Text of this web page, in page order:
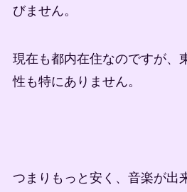
びません。
現在も都内在住なのですが、
性も特にありません。
つまりもっと安く、音楽が出